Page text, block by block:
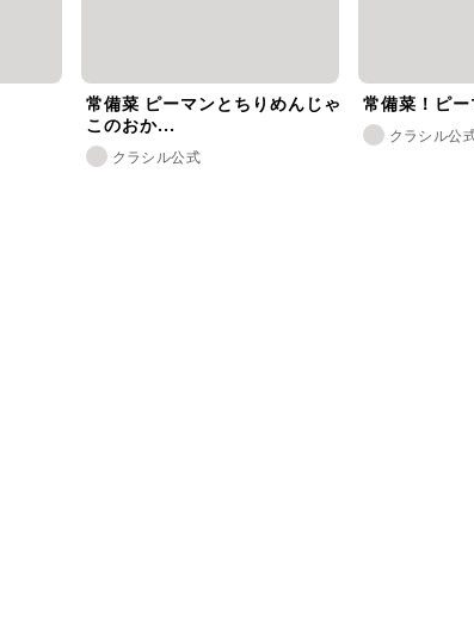
常備菜 ピーマンとちりめんじゃ
このおか...
クラシル公式
常備菜！ピ
クラシル公